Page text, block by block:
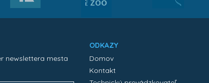
newslettera mesta
ODKAZY
Domov
Kontakt